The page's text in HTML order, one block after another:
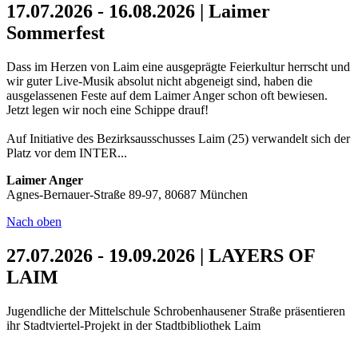
17.07.2026 - 16.08.2026 | Laimer
Sommerfest
Dass im Herzen von Laim eine ausgeprägte Feierkultur herrscht und
wir guter Live-Musik absolut nicht abgeneigt sind, haben die
ausgelassenen Feste auf dem Laimer Anger schon oft bewiesen.
Jetzt legen wir noch eine Schippe drauf!
Auf Initiative des Bezirksausschusses Laim (25) verwandelt sich der
Platz vor dem INTER...
Laimer Anger
Agnes-Bernauer-Straße 89-97, 80687 München
Nach oben
27.07.2026 - 19.09.2026 | LAYERS OF
LAIM
Jugendliche der Mittelschule Schrobenhausener Straße präsentieren
ihr Stadtviertel-Projekt in der Stadtbibliothek Laim